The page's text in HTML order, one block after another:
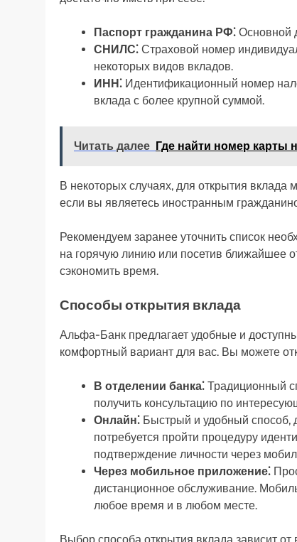
Паспорт гражданина РФ⁚ Основной
СНИЛС⁚ Страховой номер
некоторых видов вкладов.
ИНН⁚ Идентификационный номер
вклада с более крупной суммой.
Читать далее Где найти номер карты
В некоторых случаях, для открытия вклада
если вы являетесь иностранным
Рекомендуем заранее уточнить список
на горячую линию или посетив ближайшее
сэкономить время.
Способы открытия вклада
Альфа-Банк предлагает удобные и
комфортный вариант для вас. Вы можете
В отделении банка⁚ Традиционный
получить консультацию по
Онлайн⁚ Быстрый и удобный способ,
потребуется пройти процедуру
подтверждение личности через
Через мобильное приложение⁚
дистанционное обслуживание.
любое время и в любом месте.